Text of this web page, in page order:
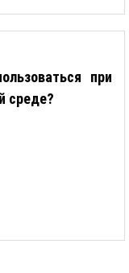
при
среде?